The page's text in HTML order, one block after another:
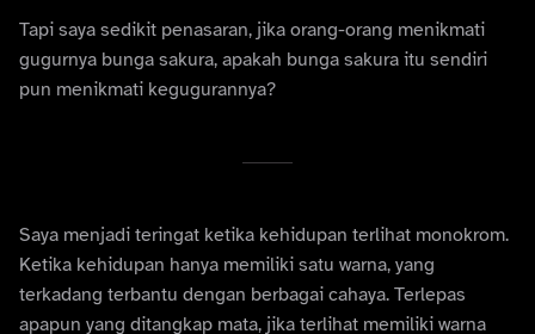
Tapi saya sedikit penasaran, jika orang-orang menikmati
gugurnya bunga sakura, apakah bunga sakura itu sendiri
pun menikmati kegugurannya?
Saya menjadi teringat ketika kehidupan terlihat monokrom.
Ketika kehidupan hanya memiliki satu warna, yang
terkadang terbantu dengan berbagai cahaya. Terlepas
apapun yang ditangkap mata, jika terlihat memiliki warna